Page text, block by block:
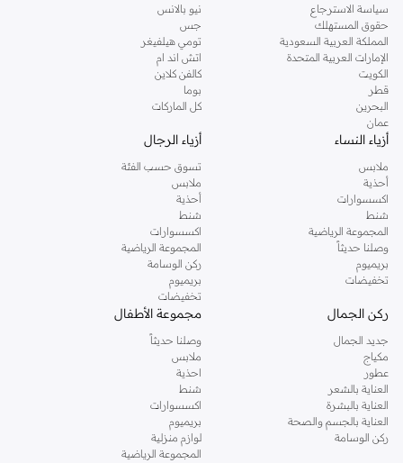
تسوقي دوروثي بيركنز اون لاين مسقط
تسوقي دوروثي بيركنز اون لاين من نمشي واستمتعي باكثر من الف ستايل من مجموعة
دوروثي بيركنز الشهيرة. تصفحي المجموعة كاملة في متجر دوروثي بيركنز اون لاين او
استخدمي القائمة لتحديد تجربة تسوق دوروثي بيركنز اون لاين. خدمة التوصيل السريعة
والدعم الاستثنائي يضمن لك تجربة تسوق ممتعة دائما مع نمشي.
سياسة الاسترجاع
حقوق المستهلك
المملكة العربية السعودية
الإمارات العربية المتحدة
الكويت
قطر
البحرين
عمان
نيو بالانس
جس
تومي هيلفيغر
اتش اند ام
كالفن كلاين
بوما
كل الماركات
أزياء النساء
ملابس
أحذية
اكسسوارات
شنط
المجموعة الرياضية
وصلنا حديثاً
بريميوم
تخفيضات
أزياء الرجال
تسوق حسب الفئة
ملابس
أحذية
شنط
اكسسوارات
المجموعة الرياضية
ركن الوسامة
بريميوم
تخفيضات
ركن الجمال
جديد الجمال
مكياج
عطور
العناية بالشعر
العناية بالبشرة
العناية بالجسم والصحة
ركن الوسامة
مجموعة الأطفال
وصلنا حديثاً
ملابس
احذية
شنط
اكسسوارات
بريميوم
لوازم منزلية
المجموعة الرياضية